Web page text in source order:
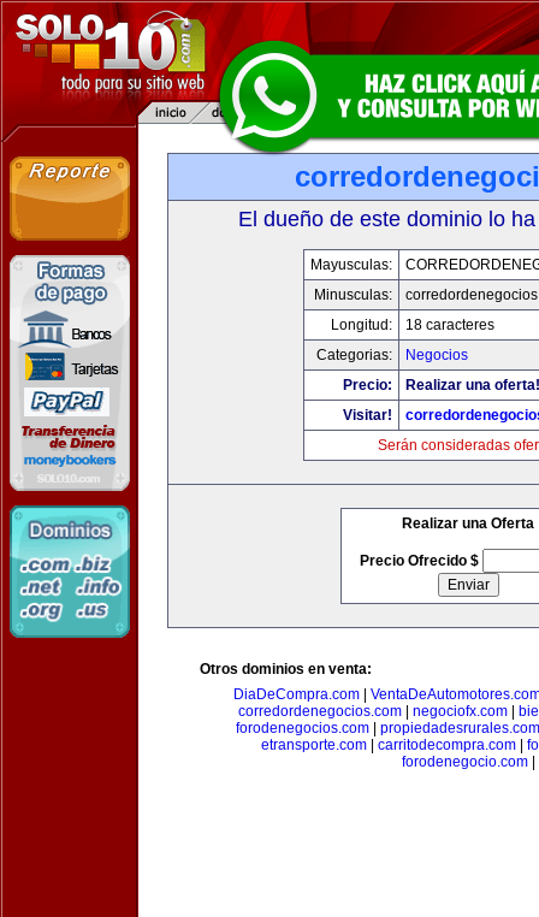
El dueño de este dominio lo
Mayusculas:
Minusculas:
Longitud:
18 caracteres
Categorias:
Negocios
Precio:
Realizar una oferta!
Visitar!
Serán consideradas
Realizar una Oferta
Precio Ofrecido $
Otros dominios en venta:
DiaDeCompra.com|
corredordenegocios.com
negociofx.com
forodenegocios.com
propiedadesrurales.com
etransporte.com
carritodecompra.com
forodenegocio.com|